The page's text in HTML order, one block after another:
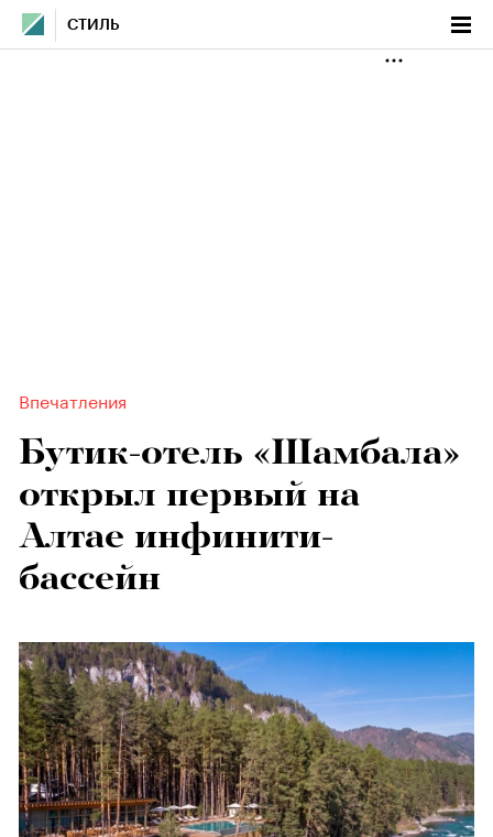
СТИЛЬ
Впечатления
Бутик-отель «Шамбала»
открыл первый на
Алтае инфинити-
бассейн